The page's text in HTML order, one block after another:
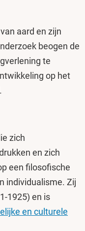
aard en zijn
beogen de
te
op het
zich
en zich
een filosofische
individualisme. Zij
1925) en is
en culturele